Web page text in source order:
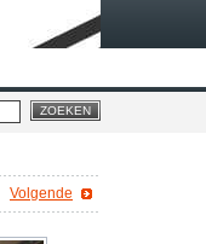
Volgende